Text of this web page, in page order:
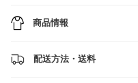
＜電話＞13：00～16：00
※営業時間外のお問い合わせに
商品情報
配送方法・送料